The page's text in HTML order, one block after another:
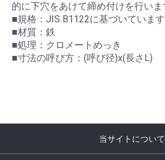
的に下穴をあけて締め付けを行いま
■規格：JIS B1122に基づいています
■材質：鉄
■処理：クロメートめっき
■寸法の呼び方：(呼び径)x(長さL)
当サイトについて